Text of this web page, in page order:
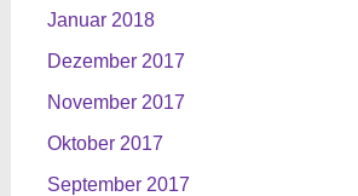
Januar 2018
Dezember 2017
November 2017
Oktober 2017
September 2017